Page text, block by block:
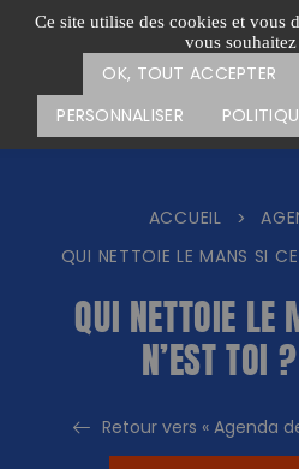
Ce site utilise des cookies et vous
vous
OK, TOUT ACCEPTER
PERSONNALISER
Passer
CARTE DES ACTIONS
ACCUEIL >
QUI NETTOIE LE MANS SI
QUI NETTOIE
N’EST
Retour vers « Agenda